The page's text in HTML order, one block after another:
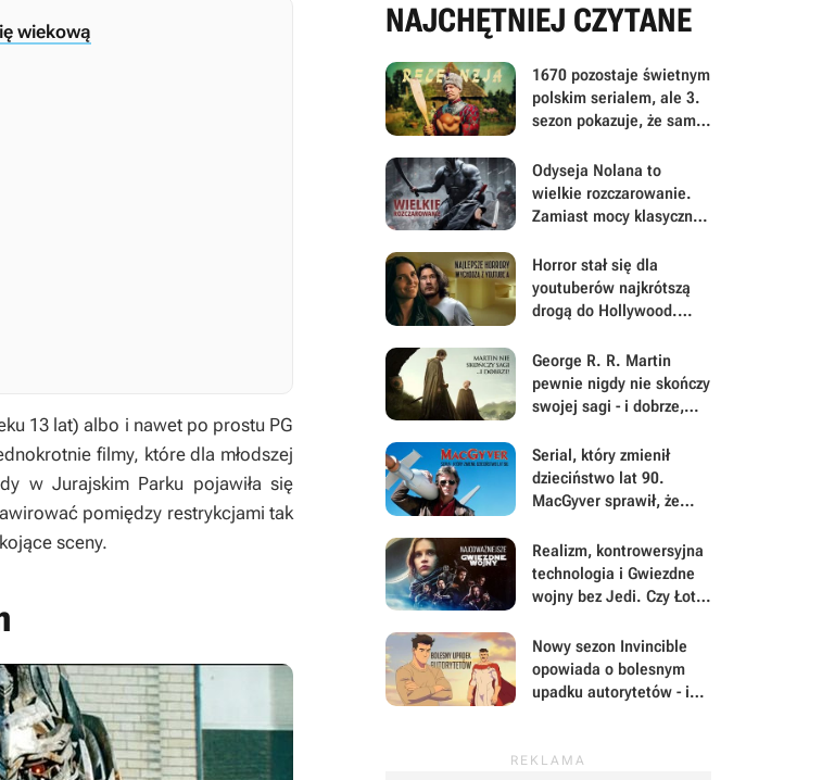
wiekową
13 lat) albo i nawet po prostu PG
filmy, które dla młodszej
wJurajskim Parku pojawiła się
pomiędzy restrykcjami tak
sceny.
NAJCHĘTNIEJ CZYTANE
1670 pozostaje świetnym
polskim serialem, ale 3.
sezon pokazuje, że sama
Odyseja Nolana to
wielkie rozczarowanie.
Zamiast mocy klasycznej
postacie i brak emocji
Horror stał się dla
youtuberów najkrótszą
drogą do Hollywood.
pokazują, dlaczego
George R. R. Martin
pewnie nigdy nie skończy
swojej sagi - i dobrze,
Siedmiu Królestw
Serial, który zmienił
dzieciństwo lat 90.
MacGyver sprawił, że
scyzoryk i srebrną taśmę
Realizm, kontrowersyjna
technologia i Gwiezdne
wojny bez Jedi. Czy Łotr
filmem Disneya w
świecie Star Wars?
Nowy sezon Invincible
opowiada o bolesnym
upadku autorytetów - i